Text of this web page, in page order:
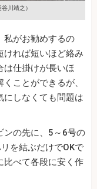
川靖之）
私がお勧めするの
ければ短いほど絡み
は仕掛けが長いほ
ことができるが、
にしなくても問題は
ンの先に、5～6号の
を結ぶだけでOKで
比べて各段に安く作